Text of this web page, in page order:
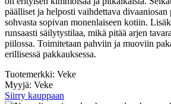
päälliset ja helposti vaihdettava divaaniosan
sohvasta sopivan monenlaiseen kotiin.
runsaasti säilytystilaa, mikä pitää arjen
piilossa. Toimitetaan pahviin ja muoviin
erillisessä pakkauksessa.
Tuotemerkki: Veke
Myyjä: Veke
Siirry kauppaan